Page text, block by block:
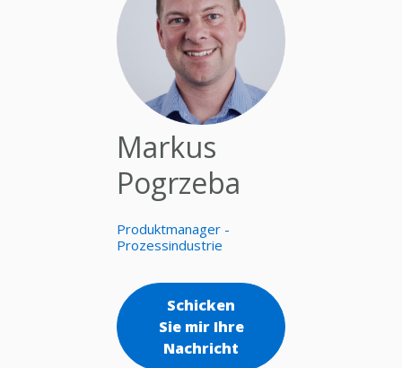
Markus
Pogrzeba
Produktmanager -
Prozessindustrie
Schicken
Sie mir Ihre
Nachricht